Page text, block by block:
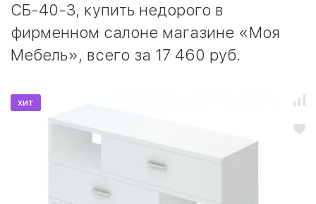
СБ-40-3, купить недорого в
фирменном салоне магазине «Моя
Мебель», всего за 17 460 руб.
хит